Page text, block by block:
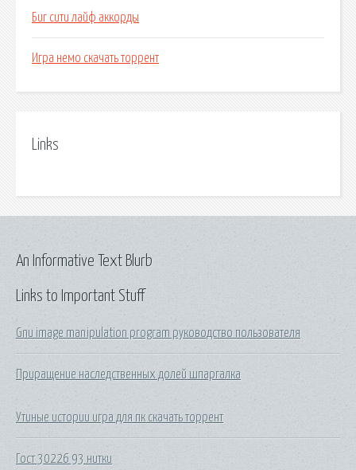
Биг сити лайф аккорды
Игра немо скачать торрент
Links
Links to Important Stuff
Gnu image manipulation program руководство пользователя
Приращение наследственных долей шпаргалка
Утиные истории игра для пк скачать торрент
Гост 30226 93 нитки
An Informative Text Blurb